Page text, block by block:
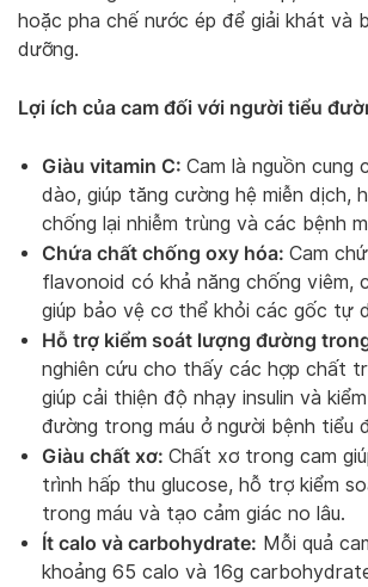
hoặc pha chế nước ép để giải khát và
dưỡng.
Lợi ích của cam đối với người tiểu
Giàu vitamin C: Cam là nguồn cung
dào, giúp tăng cường hệ miễn dịch,
chống lại nhiễm trùng và các bệnh
Chứa chất chống oxy hóa: Cam
flavonoid có khả năng chống viêm,
giúp bảo vệ cơ thể khỏi các gốc tự
Hỗ trợ kiểm soát lượng đường
nghiên cứu cho thấy các hợp chất
giúp cải thiện độ nhạy insulin và
đường trong máu ở người bệnh tiểu
Giàu chất xơ: Chất xơ trong cam
trình hấp thu glucose, hỗ trợ kiểm
trong máu và tạo cảm giác no lâu.
Ít calo và carbohydrate: Mỗi quả
khoảng 65 calo và 16g